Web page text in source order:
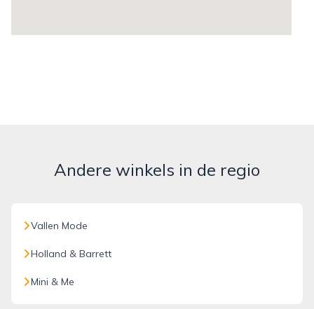
Andere winkels in de regio
Vallen Mode
Holland & Barrett
Mini & Me